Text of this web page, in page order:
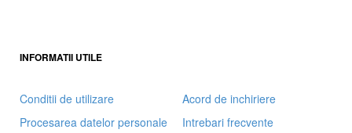
INFORMATII UTILE
Conditii de utilizare
Procesarea datelor personale
Acord de inchiriere
Intrebari frecvente